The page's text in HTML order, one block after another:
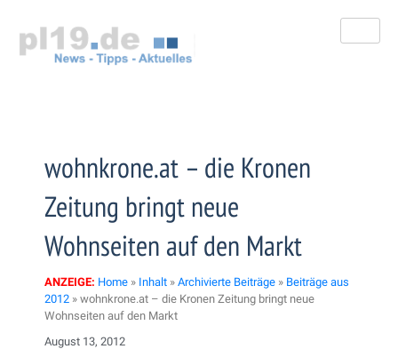
springen
wohnkrone.at – die Kronen
Zeitung bringt neue
Wohnseiten auf den Markt
ANZEIGE: Home » Inhalt » Archivierte Beiträge » Beiträge aus
2012 » wohnkrone.at – die Kronen Zeitung bringt neue
Wohnseiten auf den Markt
August 13, 2012